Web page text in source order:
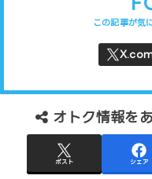
オトク情報を
ポスト シェア